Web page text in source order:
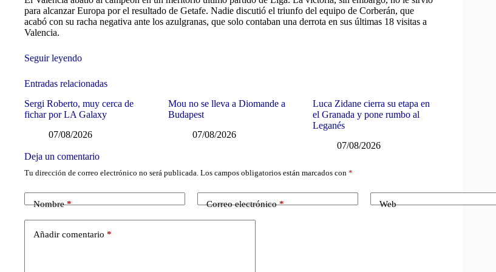
para alcanzar Europa por el resultado de Getafe. Nadie discutió el triunfo del equipo de Corberán, que
acabó con su racha negativa ante los azulgranas, que solo contaban una derrota en sus últimas 18 visitas a
Valencia.
Seguir leyendo
Entradas relacionadas
Sergi Roberto, muy cerca de
fichar por LA Galaxy
07/08/2026
Mou no se lleva a Diomande a
Budapest
07/08/2026
Luca Zidane cierra su etapa en
el Granada y pone rumbo al
Leganés
07/08/2026
Deja un comentario
Tu dirección de correo electrónico no será publicada. Los campos obligatorios están marcados con *
Nombre* Correo electrónico* Web
Añadir comentario *